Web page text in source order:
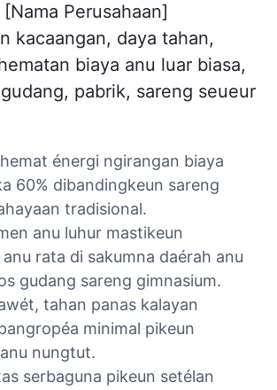
Perusahaan]
kacaangan, daya tahan,
biaya anu luar biasa,
pabrik, sareng seueur
énergi ngirangan biaya
60% dibandingkeun sareng
tradisional.
anu luhur mastikeun
rata di sakumna daérah anu
gudang sareng gimnasium.
tahan panas kalayan
minimal pikeun
nungtut.
serbaguna pikeun setélan